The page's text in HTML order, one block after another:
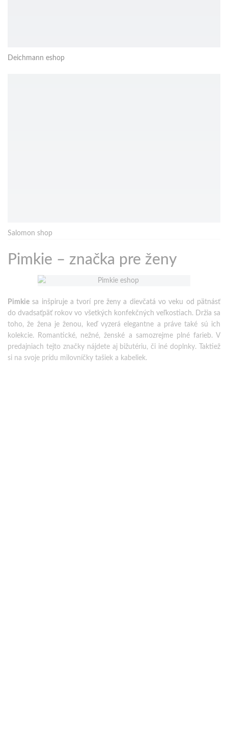
Deichmann eshop
Salomon shop
Pimkie – značka pre ženy
Pimkie sa inšpiruje a tvorí pre ženy a dievčatá vo veku od pätnásť
do dvadsaťpäť rokov vo všetkých konfekčných veľkostiach. Držia sa
toho, že žena je ženou, keď vyzerá elegantne a práve také sú ich
kolekcie. Romantické, nežné, ženské a samozrejme plné farieb. V
predajniach tejto značky nájdete aj bižutériu, či iné doplnky. Taktiež
si na svoje prídu milovníčky tašiek a kabeliek.